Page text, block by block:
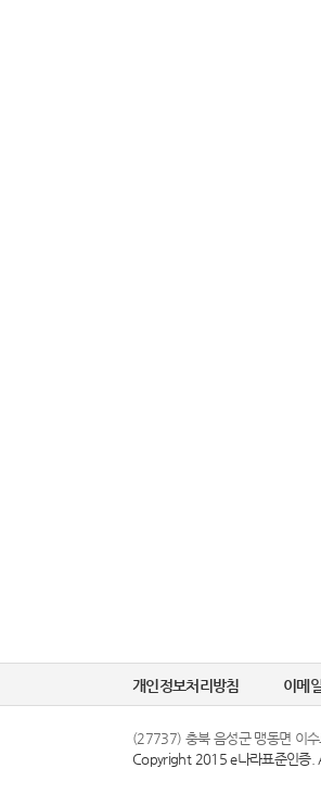
개인정보처리방침 이메
(27737) 충북 음성군 맹동면 이
Copyright 2015 e나라표준인증.